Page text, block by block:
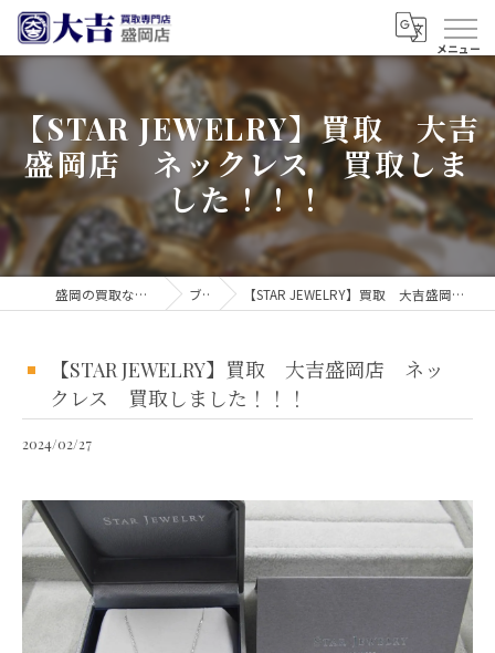
【STAR JEWELRY】買取 大吉
盛岡店 ネックレス 買取しま
した！！！
盛岡の買取なら買取大吉 盛岡店 ブログ 【STAR JEWELRY】買取 大吉盛岡店 ネックレス 買取しました！！！
【STAR JEWELRY】買取 大吉盛岡店 ネッ
クレス 買取しました！！！
2024/02/27